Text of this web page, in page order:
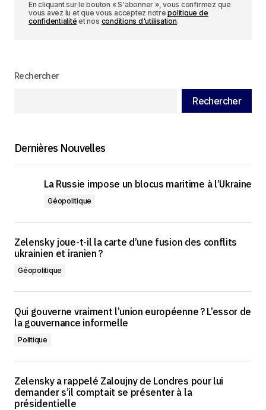
En cliquant sur le bouton « S'abonner », vous confirmez que
vous avez lu et que vous acceptez notrepolitique de
confidentialité et nos conditions d'utilisation.
Rechercher
Rechercher
Dernières Nouvelles
La Russie impose un blocus maritime à l’Ukraine
Géopolitique
Zelensky joue-t-il la carte d’une fusion des conflits
ukrainien et iranien ?
Géopolitique
Qui gouverne vraiment l’union européenne ? L’essor de
la gouvernance informelle
Politique
Zelensky a rappelé Zaloujny de Londres pour lui
demander s’il comptait se présenter à la
présidentielle